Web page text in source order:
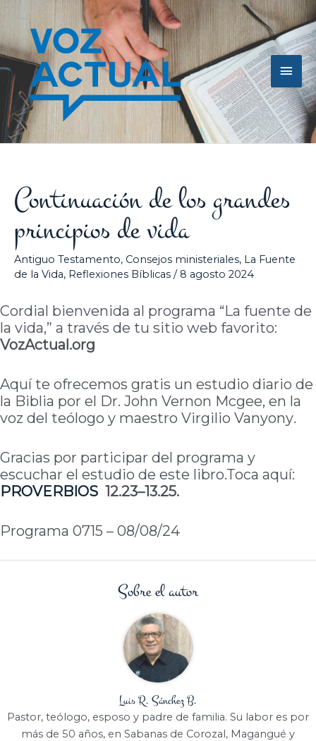
contenido
Continuación de los grandes
principios de vida
Antiguo Testamento, Consejos ministeriales, La Fuente
de la Vida, Reflexiones Bíblicas / 8 agosto 2024
Cordial bienvenida al programa “La fuente de
la vida,” a través de tu sitio web favorito:
VozActual.org
Aquí te ofrecemos gratis un estudio diario de
la Biblia por el Dr. John Vernon Mcgee, en la
voz del teólogo y maestro Virgilio Vanyony.
Gracias por participar del programa y
escuchar el estudio de este libro.Toca aquí:
PROVERBIOS 12.23–13.25.
Programa 0715 – 08/08/24
Sobre el autor
Luis R. Sánchez B.
Pastor, teólogo, esposo y padre de familia. Su labor es por
más de 50 años, en Sabanas de Corozal, Magangué y